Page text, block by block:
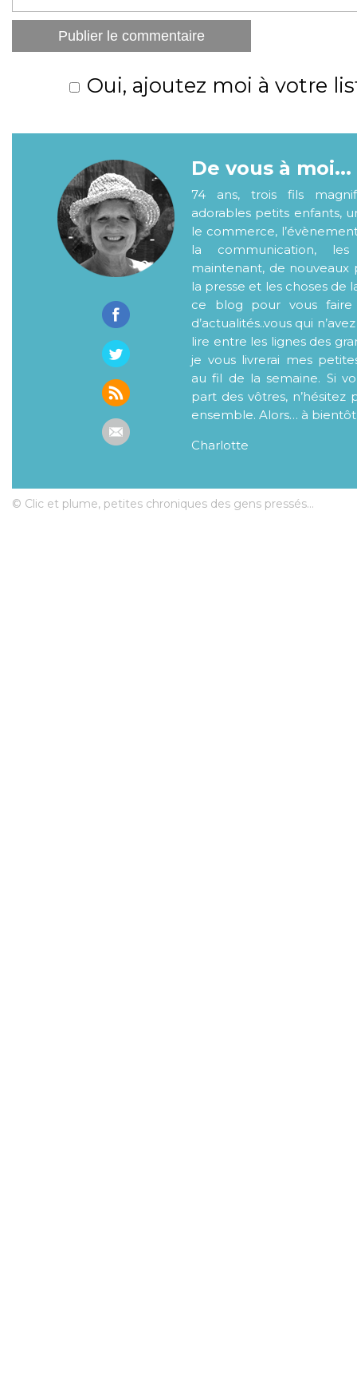
Oui, ajoutez moi à votre
De vous à moi...
74 ans, trois fils
adorables petits enfants,
le commerce,
la communication,
maintenant, de nouveaux
la presse et les choses de
ce blog pour vous faire
d’actualités..vous qui
lire entre les lignes des
je vous livrerai mes
au fil de la semaine. Si
part des vôtres, n’hésitez
ensemble. Alors… à bientôt
Charlotte
© Clic et plume, petites chroniques des gens pressés...